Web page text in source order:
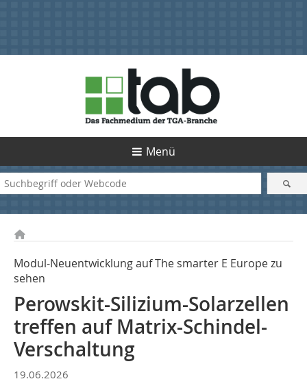
Menü
Modul-Neuentwicklung auf The smarter E Europe zu
sehen
Perowskit-Silizium-Solarzellen
treffen auf Matrix-Schindel-
Verschaltung
19.06.2026